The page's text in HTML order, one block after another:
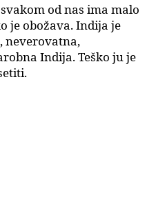
od nas ima malo
je obožava. Indija je
neverovatna,
Indija. Teško ju je